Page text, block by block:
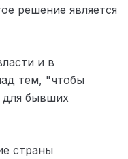
решение является
и в
тем, "чтобы
для бывших
страны